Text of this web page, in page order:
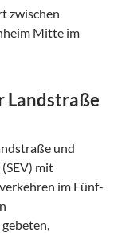
zwischen
Mitte im
Landstraße
und
mit
im Fünf-